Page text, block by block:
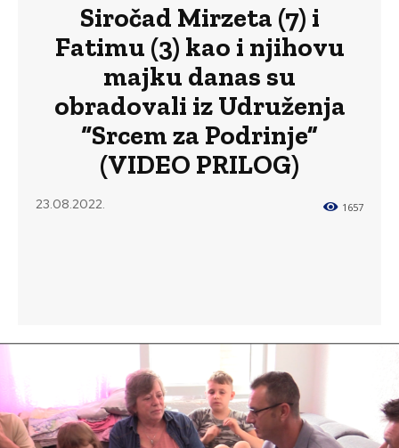
Siročad Mirzeta (7) i
Fatimu (3) kao i njihovu
majku danas su
obradovali iz Udruženja
“Srcem za Podrinje”
(VIDEO PRILOG)
23.08.2022. 1657